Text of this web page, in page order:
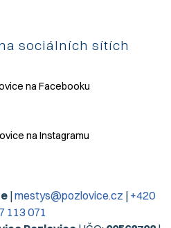
sociálních sítích
na Facebooku
na Instagramu
|mestys@pozlovice.cz | +420
113 071